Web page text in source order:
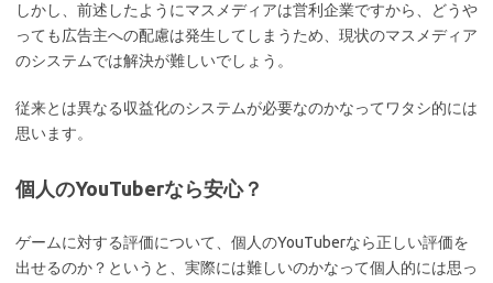
しかし、前述したようにマスメディアは営利企業ですから、どうや
っても広告主への配慮は発生してしまうため、現状のマスメディア
のシステムでは解決が難しいでしょう。
従来とは異なる収益化のシステムが必要なのかなってワタシ的には
思います。
個人のYouTuberなら安心？
ゲームに対する評価について、個人のYouTuberなら正しい評価を
出せるのか？というと、実際には難しいのかなって個人的には思っ